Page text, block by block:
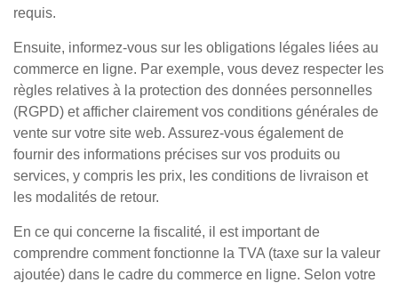
requis.
Ensuite, informez-vous sur les obligations légales liées au
commerce en ligne. Par exemple, vous devez respecter les
règles relatives à la protection des données personnelles
(RGPD) et afficher clairement vos conditions générales de
vente sur votre site web. Assurez-vous également de
fournir des informations précises sur vos produits ou
services, y compris les prix, les conditions de livraison et
les modalités de retour.
En ce qui concerne la fiscalité, il est important de
comprendre comment fonctionne la TVA (taxe sur la valeur
ajoutée) dans le cadre du commerce en ligne. Selon votre